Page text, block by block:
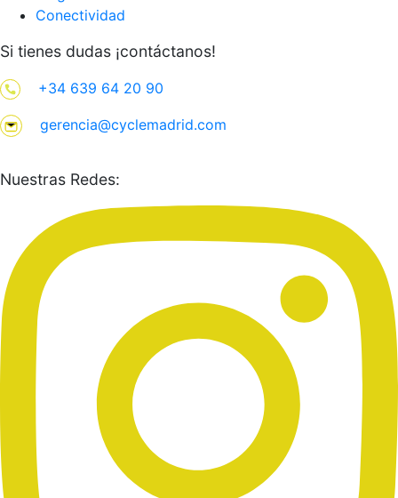
Conectividad
Si tienes dudas ¡contáctanos!
+34 639 64 20 90
gerencia@cyclemadrid.com
Nuestras Redes: